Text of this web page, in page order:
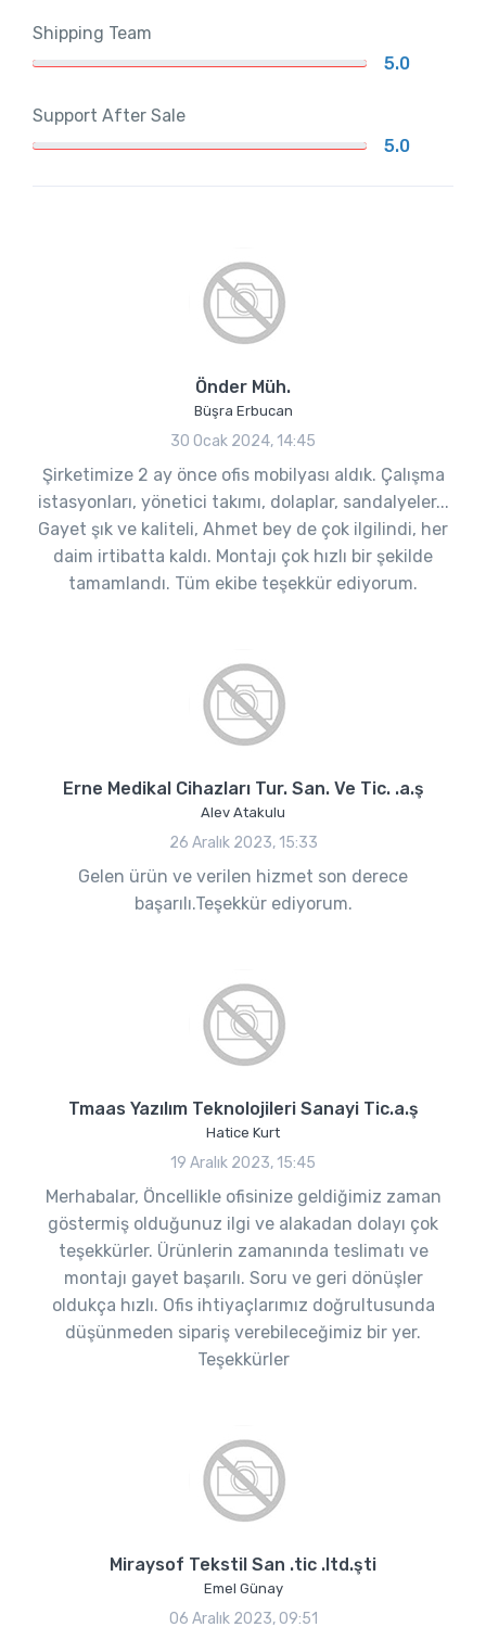
Shipping Team
5.0
Support After Sale
5.0
Önder Müh.
Büşra Erbucan
30 Ocak 2024, 14:45
Şirketimize 2 ay önce ofis mobilyası aldık. Çalışma
istasyonları, yönetici takımı, dolaplar, sandalyeler...
Gayet şık ve kaliteli, Ahmet bey de çok ilgilindi, her
daim irtibatta kaldı. Montajı çok hızlı bir şekilde
tamamlandı. Tüm ekibe teşekkür ediyorum.
Erne Medikal Cihazları Tur. San. Ve Tic. .a.ş
Alev Atakulu
26 Aralık 2023, 15:33
Gelen ürün ve verilen hizmet son derece
başarılı.Teşekkür ediyorum.
Tmaas Yazılım Teknolojileri Sanayi Tic.a.ş
Hatice Kurt
19 Aralık 2023, 15:45
Merhabalar, Öncellikle ofisinize geldiğimiz zaman
göstermiş olduğunuz ilgi ve alakadan dolayı çok
teşekkürler. Ürünlerin zamanında teslimatı ve
montajı gayet başarılı. Soru ve geri dönüşler
oldukça hızlı. Ofis ihtiyaçlarımız doğrultusunda
düşünmeden sipariş verebileceğimiz bir yer.
Teşekkürler
Miraysof Tekstil San .tic .ltd.şti
Emel Günay
06 Aralık 2023, 09:51